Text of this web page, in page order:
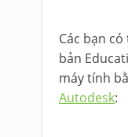
Các bạn
bản
máy tính
Autodesk: